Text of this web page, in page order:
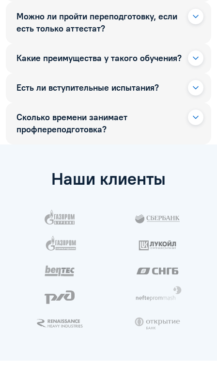
Можно ли пройти переподготовку, если
есть только аттестат?
Какие преимущества у такого обучения?
Есть ли вступительные испытания?
Сколько времени занимает
профпереподготовка?
Наши клиенты